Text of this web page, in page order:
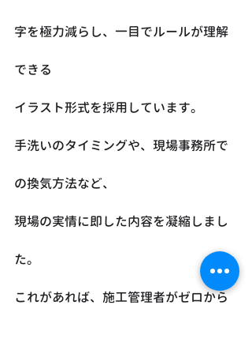
字を極力減らし、一目でルールが理解
できる
イラスト形式を採用しています。
手洗いのタイミングや、現場事務所で
の換気方法など、
現場の実情に即した内容を凝縮しまし
た。
これがあれば、施工管理者がゼロから